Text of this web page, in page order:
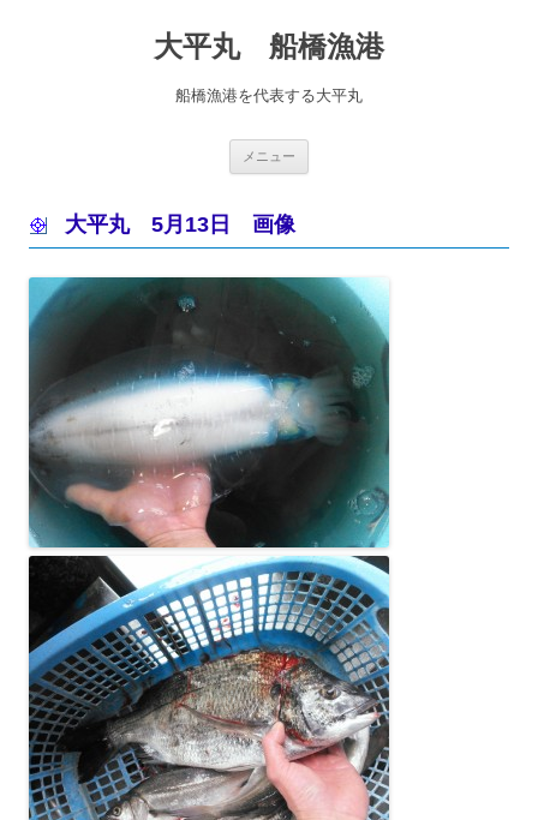
大平丸 船橋漁港
船橋漁港を代表する大平丸
メニュー
大平丸 5月13日 画像